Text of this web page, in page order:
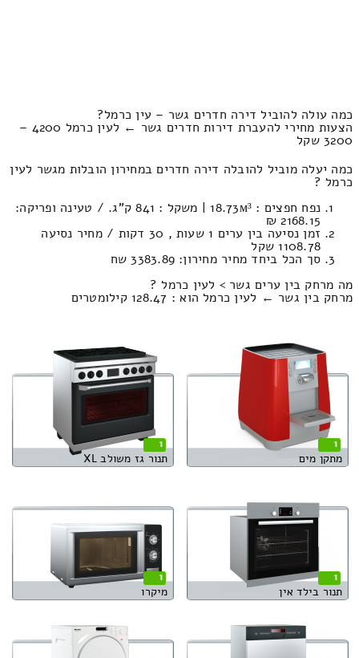
כמה עולה להוביל דירה חדרים גשר – עין כרמל?
הצעות מחירי להעברת דירות חדרים גשר ← לעין כרמל 4200 –
3200 שקל
כמה יעלה מוביל להובלה דירה חדרים במחירון הובלות מגשר לעין
כרמל ?
נפח חפצים : 18.73м³ | משקל : 841 ק”ג. / טעינה ופריקה:
2168.15 ₪
זמן נסיעה בין ערים 1 שעות , 30 דקות / מחיר נסיעה
1108.78 שקל
סך הכל ביחד מחיר מחירון: 3383.89 שח
מה מרחק בין ערים גשר > לעין כרמל ?
מרחק בין גשר ← לעין כרמל הוא : 128.47 קילומטרים
1
מתקן מים
1
תנור גז משולב XL
1
תנור בילד אין
1
מיקרו